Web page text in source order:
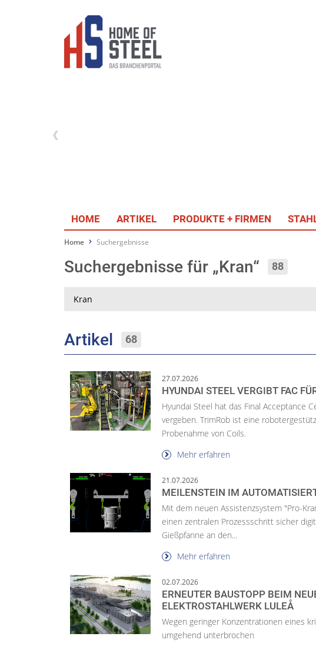
HOME ARTIKEL PRODUKTE + FIRMEN
Home Suchergebnisse
Suchergebnisse für „Kran“ 88
Artikel 68
27.07.2026
HYUNDAI STEEL VERGIBT FAC
Hyundai Steel hat das Final Acceptance
vergeben. TrimRob ist eine
Probenahme von Coils.
Mehr erfahren
21.07.2026
MEILENSTEIN IM
Mit dem neuen Assistenzsystem "Pro-
einen zentralen Prozessschritt sicher
Gießpfanne an den...
Mehr erfahren
02.07.2026
ERNEUTER BAUSTOPP BEIM
ELEKTROSTAHLWERK LULEÅ
Wegen geringer Konzentrationen eines
umgehend unterbrochen